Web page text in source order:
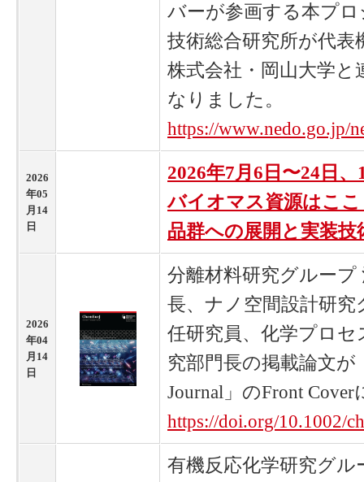
バーが参画する本プ
技術総合研究所が代表
株式会社・岡山大学
なりました。
https://www.nedo.go.jp/
2026
年05
月14
日
2026年7月6日〜24日
バイオマス資源はこ
品群への展開と実装技
2026
年04
月14
日
分離材料研究グルー
長、ナノ空間設計研究
任研究員、化学プロセ
究部門長の掲載論文が
Journal」のFront
https://doi.org/10.1002/
有機反応化学研究グル